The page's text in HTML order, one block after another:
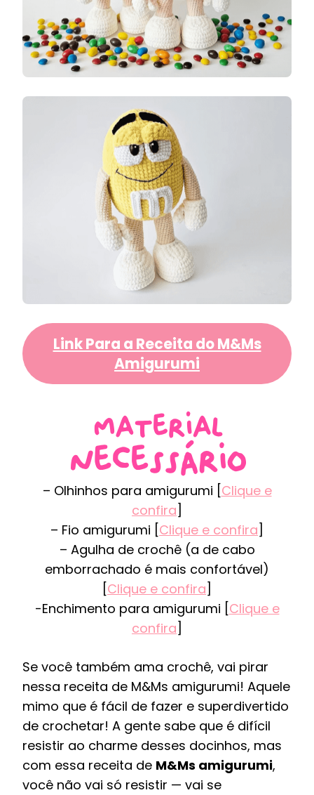
Link Para a Receita do M&Ms
Amigurumi
– Olhinhos para amigurumi [ Clique e
confira
– Fio amigurumi [ Clique e confira
– Agulha de crochê (a de cabo
emborrachado é mais confortável)
Clique e confira
-Enchimento para amigurumi [ Clique e
confira
Se você também ama crochê, vai pirar
nessa receita de M&Ms amigurumi! Aquele
mimo que é fácil de fazer e superdivertido
de crochetar! A gente sabe que é difícil
resistir ao charme desses docinhos, mas
com essa receita de M&Ms amigurumi,
você não vai só resistir — vai se